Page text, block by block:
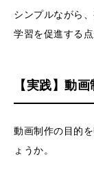
シンプルながら
学習を促進する
【実践】動
動画制作の目的
ょうか。